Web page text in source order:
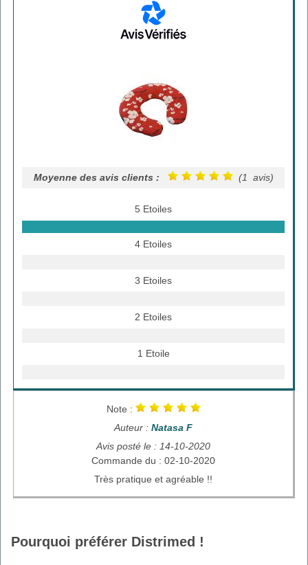
Moyenne des avis clients : (1 avis)
5 Etoiles
4 Etoiles
3 Etoiles
2 Etoiles
1 Etoile
Note :
Auteur : Natasa F
Avis posté le : 14-10-2020
Commande du : 02-10-2020
Très pratique et agréable !!
Pourquoi préférer Distrimed !